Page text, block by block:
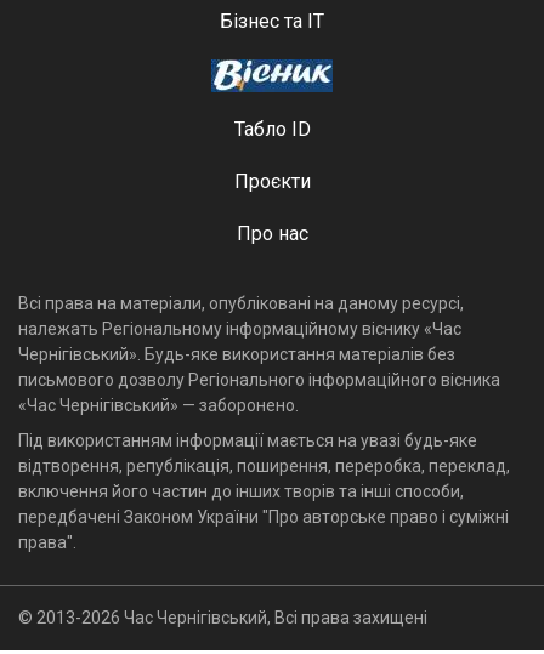
Бізнес та ІТ
Табло ID
Проєкти
Про нас
Всі права на матеріали, опубліковані на даному ресурсі,
належать Регіональному інформаційному віснику «Час
Чернігівський». Будь-яке використання матеріалів без
письмового дозволу Регіонального інформаційного вісника
«Час Чернігівський» — заборонено.
Під використанням інформації мається на увазі будь-яке
відтворення, републікація, поширення, переробка, переклад,
включення його частин до інших творів та інші способи,
передбачені Законом України "Про авторське право і суміжні
права".
© 2013-2026 Час Чернігівський, Всі права захищені